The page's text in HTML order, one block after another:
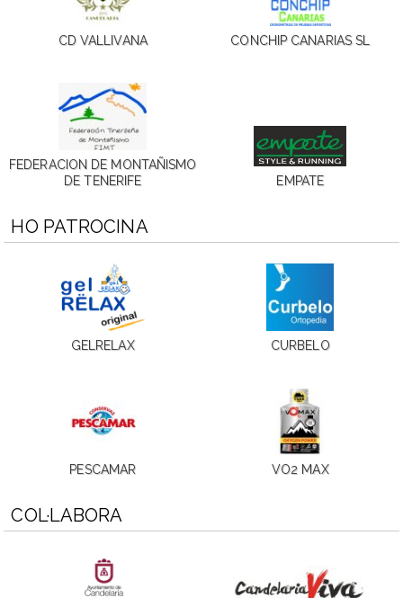
CD VALLIVANA CONCHIP CANARIAS SL
FEDERACION DE MONTAÑISMO
DE TENERIFE
EMPATE
HO PATROCINA
GELRELAX CURBELO
PESCAMAR VO2 MAX
COL·LABORA